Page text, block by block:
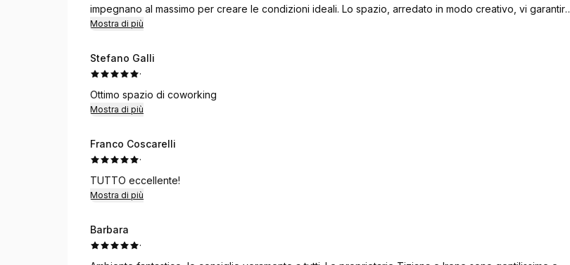
impegnano al massimo per creare le condizioni ideali. Lo spazio, arredato in modo creativo, vi garantirà
delle foto bellissime. Vorrei descrivere a parte l'area bar: c'è tutto: frigorifero, macchina del caffè, tè a
Mostra di più
Stefano Galli
·
Ottimo spazio di coworking
Mostra di più
Franco Coscarelli
·
TUTTO eccellente!
Mostra di più
Barbara
·